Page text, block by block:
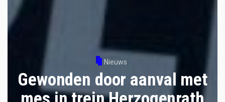
Nieuws
Gewonden door aanval met